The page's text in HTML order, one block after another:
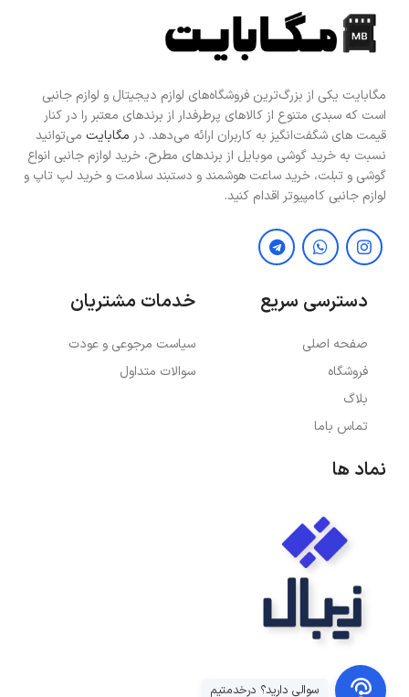
مگابایت یکی از بزرگ‌ترین فروشگاه‌های لوازم دیجیتال و لوازم جانبی
است که سبدی متنوع از کالاهای پرطرفدار از برندهای معتبر را در کنار
قیمت های شگفت‌انگیز به کاربران ارائه می‌دهد. در مگابایت می‌توانید
نسبت به خرید گوشی موبایل از برندهای مطرح، خرید لوازم جانبی انواع
گوشی و تبلت، خرید ساعت هوشمند و دستبند سلامت و خرید لپ تاپ و
لوازم جانبی کامپیوتر اقدام کنید.
دسترسی سریع
صفحه اصلی
فروشگاه
بلاگ
تماس باما
خدمات مشتریان
سیاست مرجوعی و عودت
سوالات متداول
نماد ها
سوالی دارید؟ درخدمتیم